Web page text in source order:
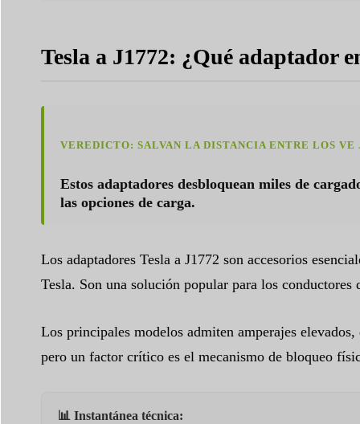
Tesla a J1772: ¿Qué adaptador
VEREDICTO: SALVAN LA DISTANCIA ENTRE LOS
Estos adaptadores desbloquean miles de
las opciones de carga.
Los adaptadores Tesla a J1772 son accesorios
Tesla. Son una solución popular para los
Los principales modelos admiten amperajes
pero un factor crítico es el mecanismo de bloqueo
📊 Instantánea técnica: